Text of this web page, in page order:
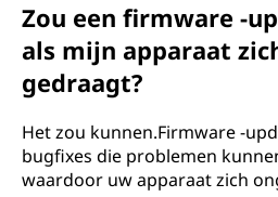
Zou een firmware -
als mijn apparaat
gedraagt?
Het zou kunnen.Firmware -
bugfixes die problemen
waardoor uw apparaat zich